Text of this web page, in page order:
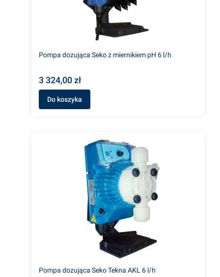
Pompa dozująca Seko z miernikiem pH 6 l/h
3 324,00 zł
Do koszyka
Pompa dozująca Seko Tekna AKL 6 l/h